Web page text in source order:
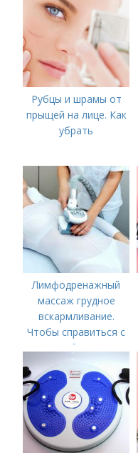
Рубцы и шрамы от
прыщей на лице. Как
убрать
Лимфодренажный
массаж грудное
вскармливание.
Чтобы справиться с
нагрубанием,
необходимо
предпринять
следующие действия: